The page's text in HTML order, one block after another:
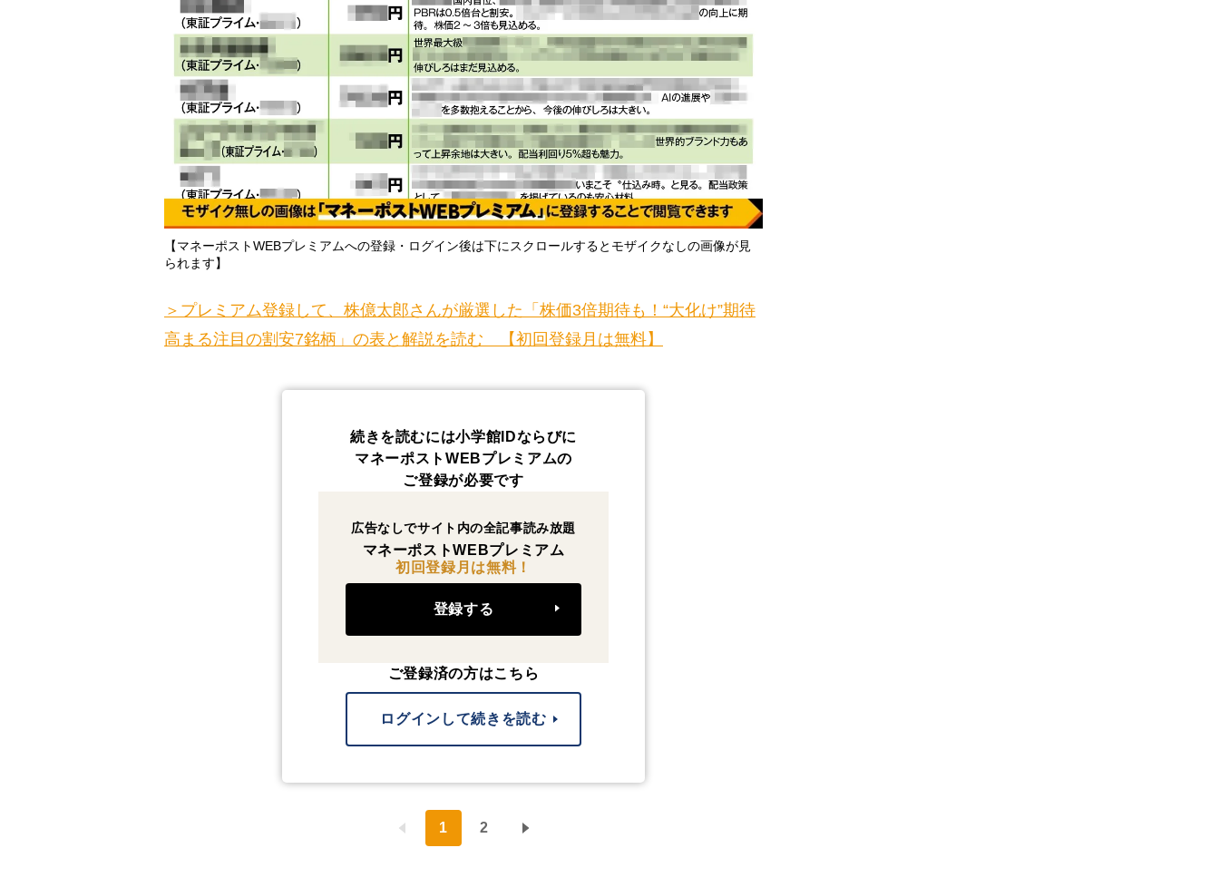
【マネーポストWEBプレミアムへの登録・ログイン後は下にスクロールするとモザイクなしの画像が見
られます】
＞プレミアム登録して、株億太郎さんが厳選した「株価3倍期待も！“大化け”期待
高まる注目の割安7銘柄」の表と解説を読む 【初回登録月は無料】
続きを読むには小学館IDならびに
マネーポストWEBプレミアムの
ご登録が必要です
広告なしでサイト内の全記事読み放題
マネーポストWEBプレミアム
初回登録月は無料！
登録する
ご登録済の方はこちら
ログインして続きを読む
1 2